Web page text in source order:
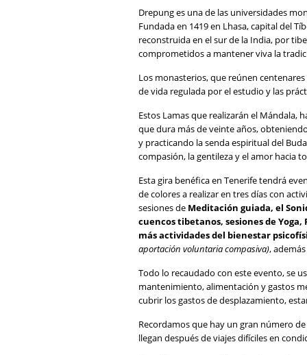
Drepung es una de las universidades
Fundada en 1419 en Lhasa, capital del
reconstruida en el sur de la India, por
comprometidos a mantener viva la
Los monasterios, que reúnen
de vida regulada por el estudio y las
Estos Lamas que realizarán el
que dura más de veinte años,
y practicando la senda espiritual del
compasión, la gentileza y el amor hacia
Esta gira benéfica en Tenerife tendrá
de colores a realizar en tres días con
sesiones de Meditación guiada, el
cuencos tibetanos, sesiones de
más actividades del bienestar
aportación voluntaria compasiva), además
Todo lo recaudado con este evento, se
mantenimiento, alimentación y gastos
cubrir los gastos de desplazamiento,
Recordamos que hay un gran número
llegan después de viajes difíciles en